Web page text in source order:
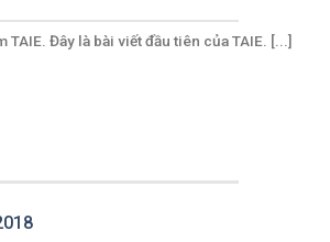
TAIE. Đây là bài viết đầu tiên của TAIE. [...]